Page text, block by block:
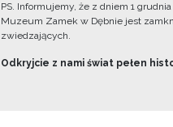
PS. Informujemy, że z dniem 1 grudnia
Muzeum Zamek w Dębnie jest
zwiedzających.
Odkryjcie z nami świat pełen